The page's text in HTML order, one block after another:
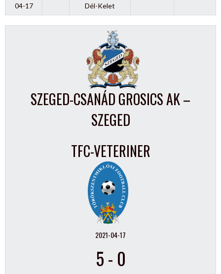
04-17
Dél-Kelet
SZEGED-CSANÁD GROSICS AK –
SZEGED
TFC-VETERINER
2021-04-17
5- 0